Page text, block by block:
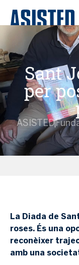
Sant
per
ASISTED
La Diada de
roses. És una
reconèixer
amb una